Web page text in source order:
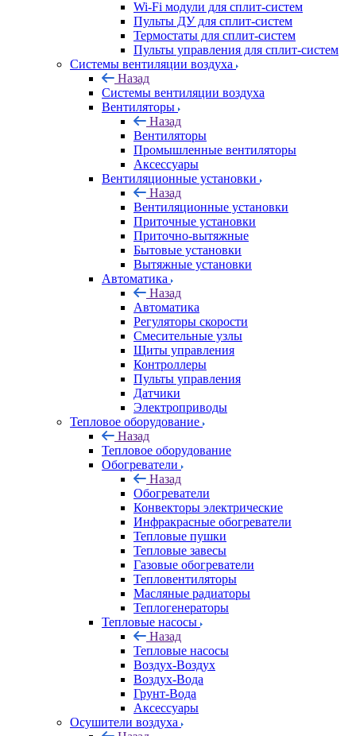
Wi-Fi модули для сплит-систем
Пульты ДУ для сплит-систем
Термостаты для сплит-систем
Пульты управления для сплит-систем
Системы вентиляции воздуха
Назад
Системы вентиляции воздуха
Вентиляторы
Назад
Вентиляторы
Промышленные вентиляторы
Аксессуары
Вентиляционные установки
Назад
Вентиляционные установки
Приточные установки
Приточно-вытяжные
Бытовые установки
Вытяжные установки
Автоматика
Назад
Автоматика
Регуляторы скорости
Смесительные узлы
Щиты управления
Контроллеры
Пульты управления
Датчики
Электроприводы
Тепловое оборудование
Назад
Тепловое оборудование
Обогреватели
Назад
Обогреватели
Конвекторы электрические
Инфракрасные обогреватели
Тепловые пушки
Тепловые завесы
Газовые обогреватели
Тепловентиляторы
Масляные радиаторы
Теплогенераторы
Тепловые насосы
Назад
Тепловые насосы
Воздух-Воздух
Воздух-Вода
Грунт-Вода
Аксессуары
Осушители воздуха